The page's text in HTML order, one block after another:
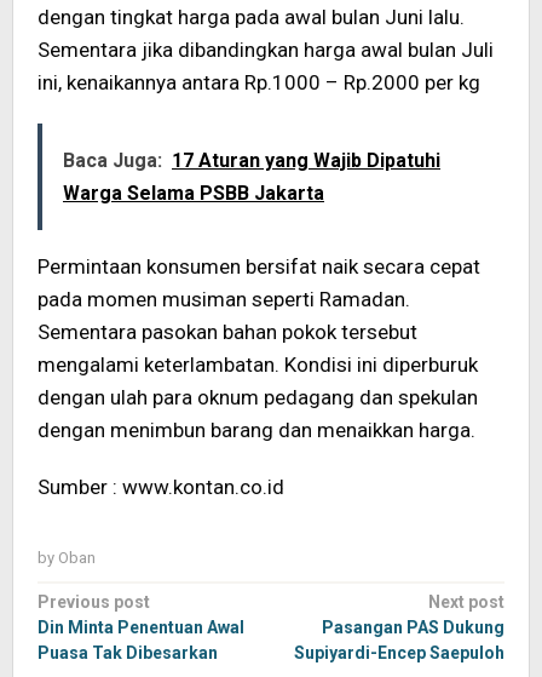
dengan tingkat harga pada awal bulan Juni lalu.
Sementara jika dibandingkan harga awal bulan Juli
ini, kenaikannya antara Rp.1000 – Rp.2000 per kg
Baca Juga: 17 Aturan yang Wajib Dipatuhi
Warga Selama PSBB Jakarta
Permintaan konsumen bersifat naik secara cepat
pada momen musiman seperti Ramadan.
Sementara pasokan bahan pokok tersebut
mengalami keterlambatan. Kondisi ini diperburuk
dengan ulah para oknum pedagang dan spekulan
dengan menimbun barang dan menaikkan harga.
Sumber : www.kontan.co.id
by Oban
Post
navigation
Previous post
Din Minta Penentuan Awal
Puasa Tak Dibesarkan
Next post
Pasangan PAS Dukung
Supiyardi-Encep Saepuloh